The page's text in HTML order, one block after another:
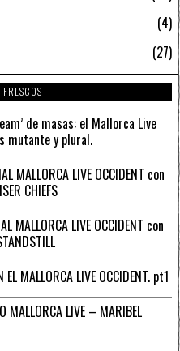
4
27
de masas: el Mallorca Live
mutante y plural.
MALLORCA LIVE OCCIDENT con
CHIEFS
MALLORCA LIVE OCCIDENT con
EL MALLORCA LIVE OCCIDENT. pt1
MALLORCA LIVE – MARIBEL